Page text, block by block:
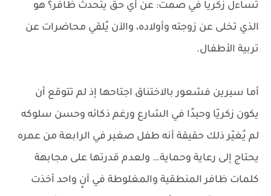
تساءل زكريا في صمت: عن أي حق يتحدث ظافر؟ هو
الذي تخلى عن زوجته وأولاده، والآن يُلقي محاضرات عن
تربية الأطفال.
أما سيرين فشعور بالاختناق اجتاحها إذ لم تتوقع أن
يكون زكريّا وحيدًا في الشارع ورغم ذكائه وحسن سلوكه
لم يُغيّر ذلك حقيقة أنه طفل صغير في الرابعة من عمره
يحتاج إلى رعاية وحماية… ولعدم قدرتها على مجابهة
كلمات ظافر المنطقية والمغلوطة في آنٍ واحد أخذت